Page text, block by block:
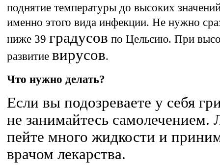
поднятие температуры до высоких
именно этого вида инфекции. Не нужно
ниже 39 градусов по Цельсию. При
развитие вирусов.
Что нужно делать?
Если вы подозреваете у себя
не занимайтесь самолечением.
пейте много жидкости и
врачом лекарства.